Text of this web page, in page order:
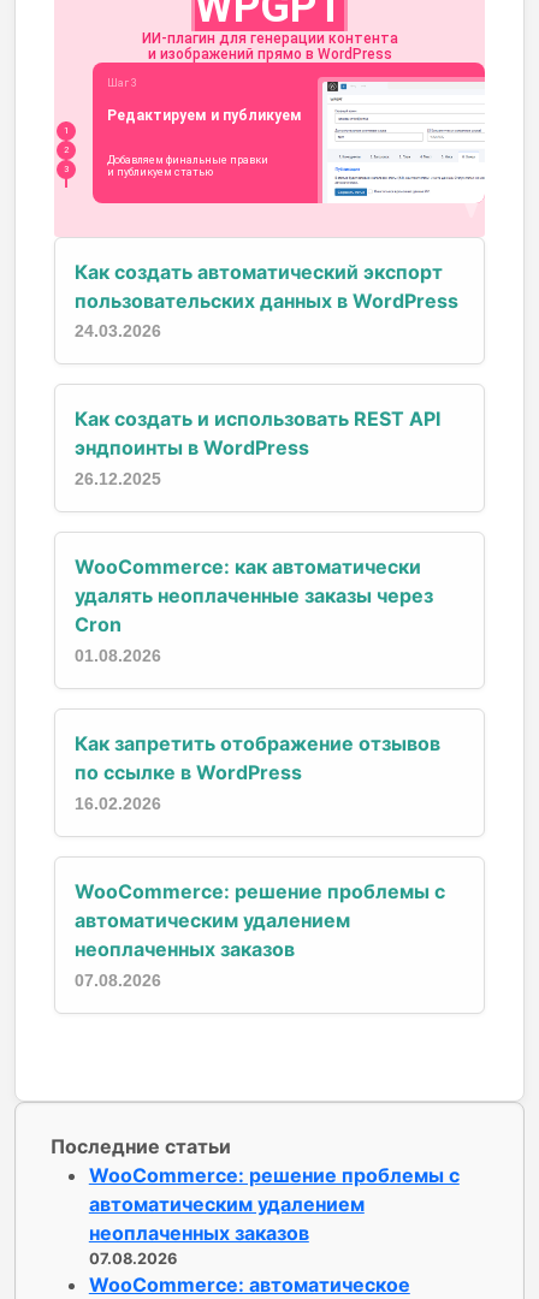
Как создать автоматический экспорт
пользовательских данных в WordPress
24.03.2026
Как создать и использовать REST API
эндпоинты в WordPress
26.12.2025
WooCommerce: как автоматически
удалять неоплаченные заказы через
Cron
01.08.2026
Как запретить отображение отзывов
по ссылке в WordPress
16.02.2026
WooCommerce: решение проблемы с
автоматическим удалением
неоплаченных заказов
07.08.2026
Последние статьи
WooCommerce: решение проблемы с
автоматическим удалением
неоплаченных заказов
07.08.2026
WooCommerce: автоматическое